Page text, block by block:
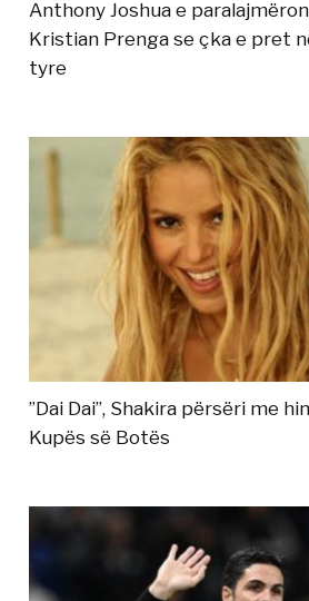
Anthony Joshua e
Kristian Prenga se çka e pret
tyre
”Dai Dai”, Shakira përsëri me
Kupës së Botës